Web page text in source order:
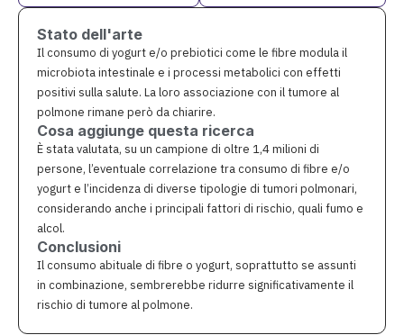
Stato dell'arte
Il consumo di yogurt e/o prebiotici come le fibre modula il
microbiota intestinale e i processi metabolici con effetti
positivi sulla salute. La loro associazione con il tumore al
polmone rimane però da chiarire.
Cosa aggiunge questa ricerca
È stata valutata, su un campione di oltre 1,4 milioni di
persone, l’eventuale correlazione tra consumo di fibre e/o
yogurt e l’incidenza di diverse tipologie di tumori polmonari,
considerando anche i principali fattori di rischio, quali fumo e
alcol.
Conclusioni
Il consumo abituale di fibre o yogurt, soprattutto se assunti
in combinazione, sembrerebbe ridurre significativamente il
rischio di tumore al polmone.